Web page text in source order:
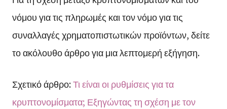
νόμου για τις πληρωμές και τον νόμο για τις
συναλλαγές χρηματοπιστωτικών προϊόντων, δείτε
το ακόλουθο άρθρο για μια λεπτομερή εξήγηση.
Σχετικό άρθρο:Τι είναι οι ρυθμίσεις για τα
κρυπτονομίσματα; Εξηγώντας τη σχέση με τον